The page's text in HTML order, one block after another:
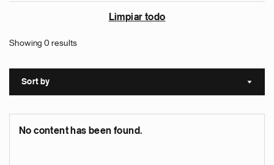
Limpiar todo
Showing 0 results
Sort by Sort
No content has been found.